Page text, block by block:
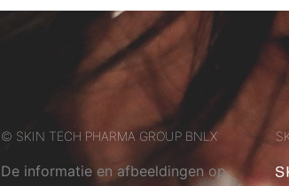
© SKIN TECH PHARMA GROUP BNLX
De informatie en afbeeldingen op